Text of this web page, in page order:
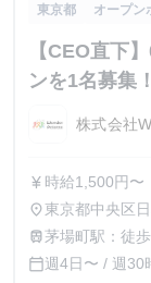
東京都 オープン
【CEO直下
ンを1名募集！
株式会社
currency_yen 時給1,500円〜
place東京都中央区
７階
train茅場町駅：徒
calendar_today週4日〜 / 週30